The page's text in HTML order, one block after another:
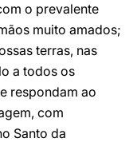
o prevalente
muito amados;
terras, nas
a todos os
respondam ao
com
Santo da